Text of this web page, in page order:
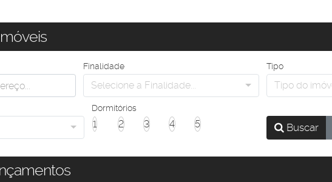
Finalidade
Selecione a Finalidade...
Tipo
Tipo do
Dormitórios
1 2 3 4 5 Buscar